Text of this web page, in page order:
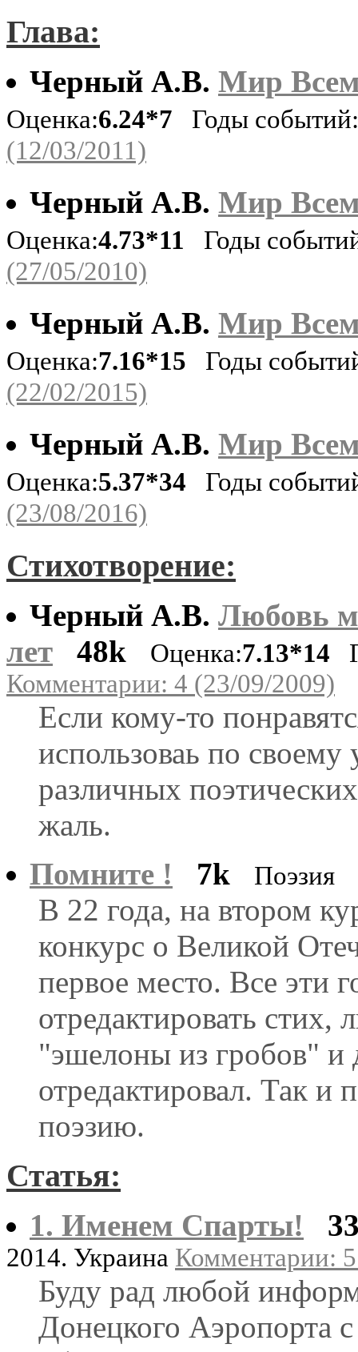
Глава:
Черный А.В. Мир
Оценка:6.24*7 Годы
(12/03/2011)
Черный А.В. Мир
Оценка:4.73*11 Годы
(27/05/2010)
Черный А.В. Мир
Оценка:7.16*15 Годы
(22/02/2015)
Черный А.В. Мир
Оценка:5.37*34 Годы
(23/08/2016)
Стихотворение:
Черный А.В. Любовь
лет
48k Оценка:7.13*14
Комментарии: 4 (23/09/2009)
Если кому-то
использоваь по
различных
жаль.
Помните !
7k Поэзия
В 22 года, на втором
конкурс о Великой
первое место. Все эти
отредактировать
"эшелоны из гробов" и
отредактировал. Так и
поэзию.
Статья:
1. Именем Спарты!
2014. Украина Комментарии:
Буду рад любой
Донецкого Аэропорта